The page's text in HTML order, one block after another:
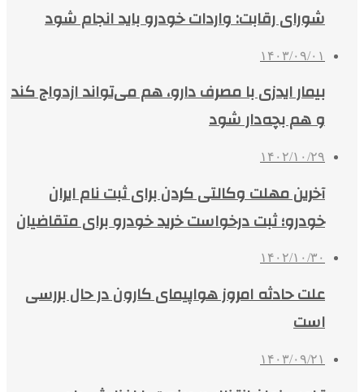
شورای رقابت: واردات خودرو باید انجام شود
۱۴۰۳/۰۹/۰۱
بیمار ایدزی با مصرف دارو، هم می‌تواند ازدواج کند
و هم بچه‌دار شود
۱۴۰۲/۱۰/۲۹
آخرین مهلت وکالتی کردن برای ثبت نام ایران
خودرو؛ ثبت درخواست خرید خودرو برای متقاضیان
۱۴۰۲/۱۰/۳۰
علت حادثه امروز هواپیمای کارون در حال بررسی
است
۱۴۰۳/۰۹/۲۱